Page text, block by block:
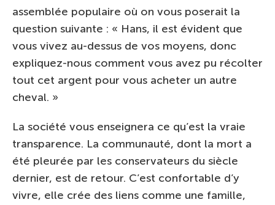
assemblée populaire où on vous poserait la
question suivante : « Hans, il est évident que
vous vivez au-dessus de vos moyens, donc
expliquez-nous comment vous avez pu récolter
tout cet argent pour vous acheter un autre
cheval. »
La société vous enseignera ce qu’est la vraie
transparence. La communauté, dont la mort a
été pleurée par les conservateurs du siècle
dernier, est de retour. C’est confortable d’y
vivre, elle crée des liens comme une famille,